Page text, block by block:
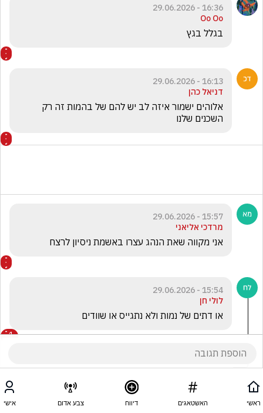
16:36 - 29.06.2026
Oo Oo
בגלל בגץ
16:13 - 29.06.2026
דניאל כהן
השכנים שלנו
15:57 - 29.06.2026
מרדכי אליאני
אני מקווה שאת הנהג עצרו באשמת ניסיון לרצח
15:54 - 29.06.2026
לולי חן
או דתים של נמות ולא נתגייס או שוודים
1
אסי פנחס
ראשי האשטאגים דיווח צבע אדום אישי